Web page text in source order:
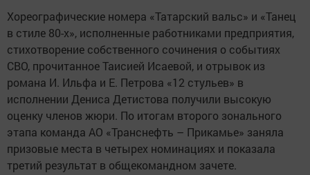
Хореографические номера «Татарский вальс» и «Танец
в стиле 80-х», исполненные работниками предприятия,
стихотворение собственного сочинения о событиях
СВО, прочитанное Таисией Исаевой, и отрывок из
романа И. Ильфа и Е. Петрова «12 стульев» в
исполнении Дениса Детистова получили высокую
оценку членов жюри. По итогам второго зонального
этапа команда АО «Транснефть – Прикамье» заняла
призовые места в четырех номинациях и показала
третий результат в общекомандном зачете.